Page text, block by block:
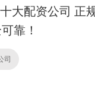
十大配资公司 正
靠！
司